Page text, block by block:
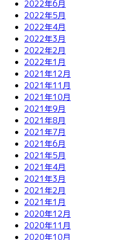
2022年6月
2022年5月
2022年4月
2022年3月
2022年2月
2022年1月
2021年12月
2021年11月
2021年10月
2021年9月
2021年8月
2021年7月
2021年6月
2021年5月
2021年4月
2021年3月
2021年2月
2021年1月
2020年12月
2020年11月
2020年10月